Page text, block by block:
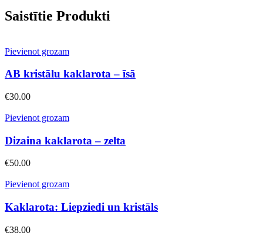
Saistītie Produkti
Pievienot grozam
AB kristālu kaklarota – īsā
€30.00
Pievienot grozam
Dizaina kaklarota – zelta
€50.00
Pievienot grozam
Kaklarota: Liepziedi un kristāls
€38.00